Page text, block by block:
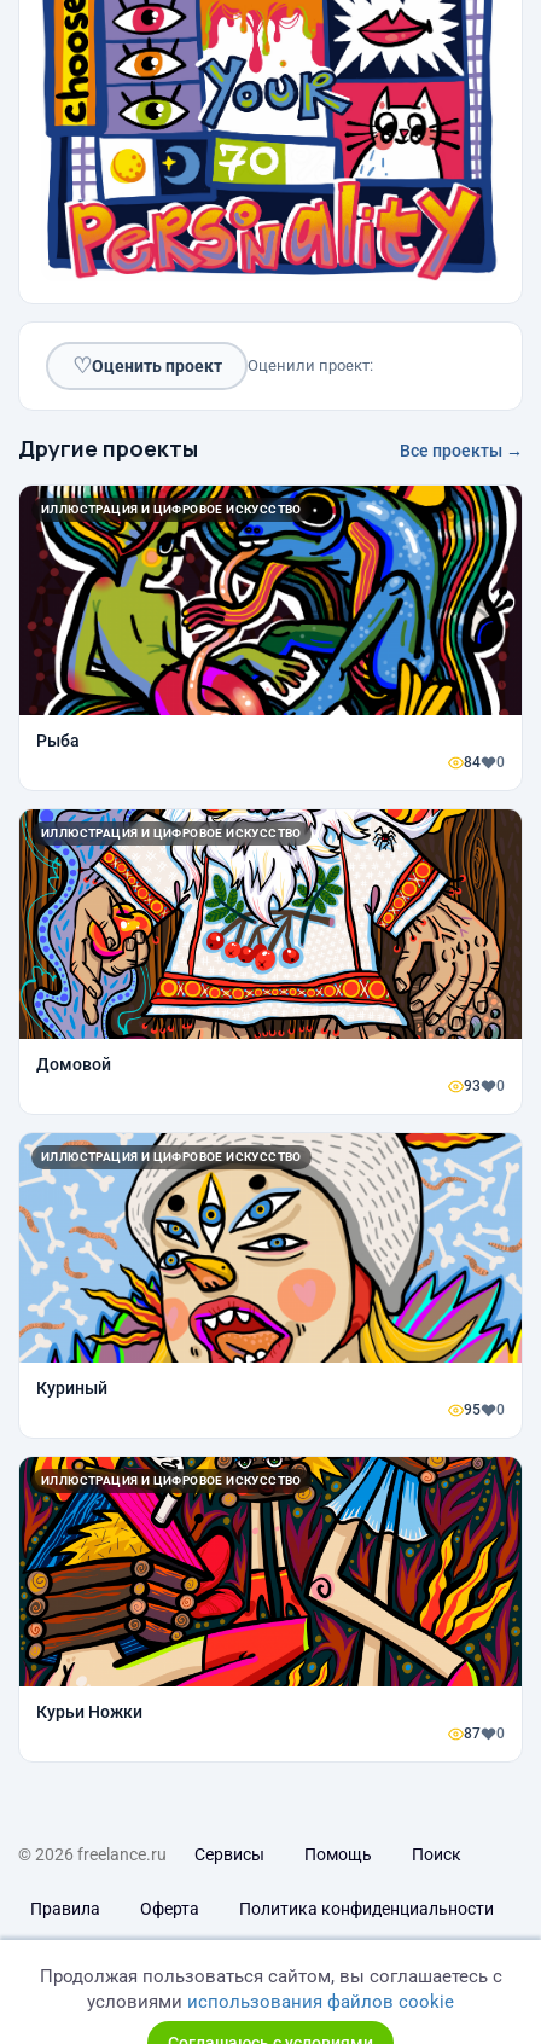
♡Оценить проект Оценили проект:
Другие проекты Все проекты →
ИЛЛЮСТРАЦИЯ И ЦИФРОВОЕ ИСКУССТВО
Рыба
84 0
ИЛЛЮСТРАЦИЯ И ЦИФРОВОЕ ИСКУССТВО
Домовой
93 0
ИЛЛЮСТРАЦИЯ И ЦИФРОВОЕ ИСКУССТВО
Куриный
95 0
ИЛЛЮСТРАЦИЯ И ЦИФРОВОЕ ИСКУССТВО
Курьи Ножки
87 0
© 2026 freelance.ru Сервисы Помощь Поиск
Правила Оферта Политика конфиденциальности
Продолжая пользоваться сайтом, вы соглашаетесь с
условиями использования файлов cookie